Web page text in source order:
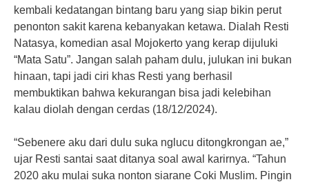
kembali kedatangan bintang baru yang siap bikin perut
penonton sakit karena kebanyakan ketawa. Dialah Resti
Natasya, komedian asal Mojokerto yang kerap dijuluki
“Mata Satu”. Jangan salah paham dulu, julukan ini bukan
hinaan, tapi jadi ciri khas Resti yang berhasil
membuktikan bahwa kekurangan bisa jadi kelebihan
kalau diolah dengan cerdas (18/12/2024).
“Sebenere aku dari dulu suka nglucu ditongkrongan ae,”
ujar Resti santai saat ditanya soal awal karirnya. “Tahun
2020 aku mulai suka nonton siarane Coki Muslim. Pingin